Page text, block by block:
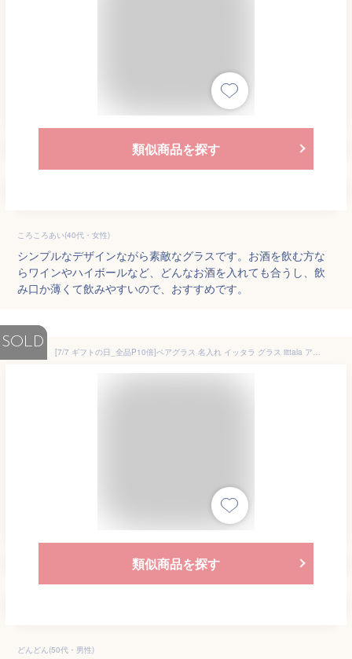
類似商品を探す
ころころあい(40代・女性)
シンプルなデザインながら素敵なグラスです。お酒を飲む方な
らワインやハイボールなど、どんなお酒を入れても合うし、飲
み口か薄くて飲みやすいので、おすすめです。
SOLD
[7/7 ギフトの日_全品P10倍]ペアグラス 名入れ イッタラ グラス iittala アイノアールト アップルグリーン AinoAalto ペア タンブラー 結婚祝い 結婚記念日 贈り物 ギフト 名前入り ネーム 誕生日プレゼント 誕生日 新婚 キッチン 両親 ペアギフト カップル 記念日 結婚
類似商品を探す
どんどん(50代・男性)